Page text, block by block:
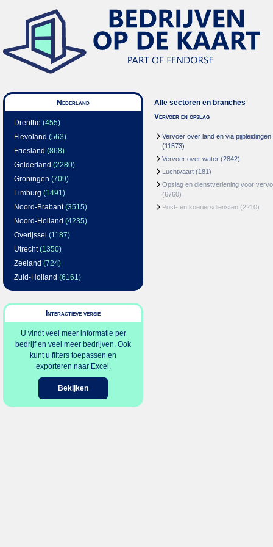
Nederland
Drenthe (455)
Flevoland (563)
Friesland (868)
Gelderland (2280)
Groningen (709)
Limburg (1491)
Noord-Brabant(3515)
Noord-Holland (4235)
Overijssel (1187)
Utrecht(1350)
Zeeland (724)
Zuid-Holland (6161)
Interactieve versie
U vindt veel meer informatie per
bedrijf en veel meer bedrijven. Ook
kunt u filters toepassen en
exporteren naar Excel.
Bekijken
Alle sectoren en branches
Vervoer en opslag
Vervoer over land en via pijpleidingen
(11573)
Vervoer over water (2842)
Luchtvaart (181)
Opslag en dienstverlening voor
(6760)
Post- en koeriersdiensten (2210)